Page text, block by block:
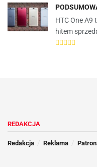
HTC One
hitem
REDAKCJA
Redakcja Reklama